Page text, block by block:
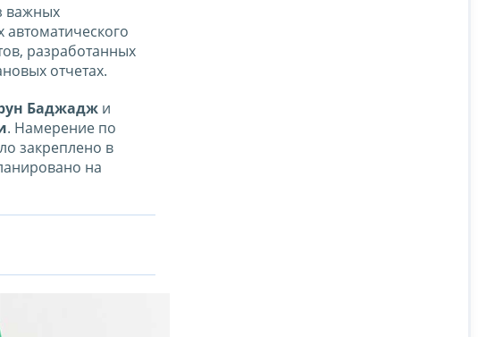
важных
разработанных
отчетах.
Баджадж и
. Намерение по
закреплено в
на